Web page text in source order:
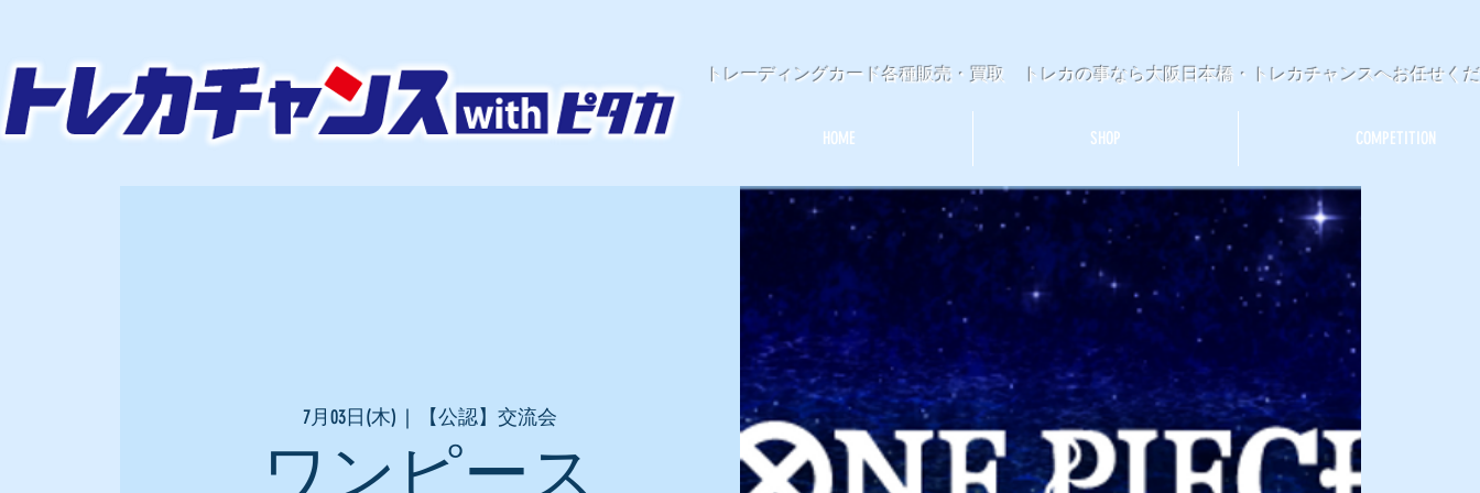
トレーディングカード各種販売・買取 トレカの事なら大阪日本橋・トレカチャンスへお任せく
HOME SHOP COMPETITION
7月03日(木)
  |
【公認】交流会
ワンピース